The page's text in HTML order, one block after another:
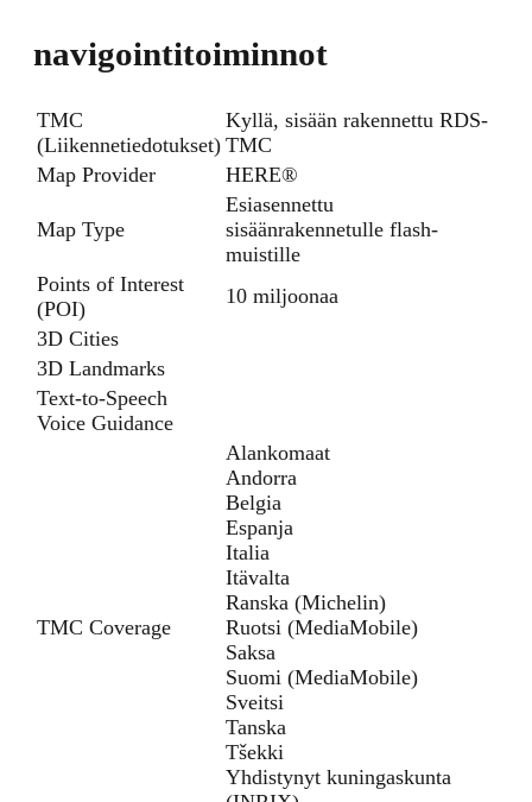
navigointitoiminnot
TMC
(Liikennetiedotukset)
Kyllä, sisään rakennettu RDS-
TMC
Map Provider
HERE®
Map Type
Esiasennettu
sisäänrakennetulle flash-
muistille
Points of Interest
(POI)
10 miljoonaa
3D Cities
3D Landmarks
Text-to-Speech
Voice Guidance
TMC Coverage
Alankomaat
Andorra
Belgia
Espanja
Italia
Itävalta
Ranska (Michelin)
Ruotsi (MediaMobile)
Saksa
Suomi (MediaMobile)
Sveitsi
Tanska
Tšekki
Yhdistynyt kuningaskunta